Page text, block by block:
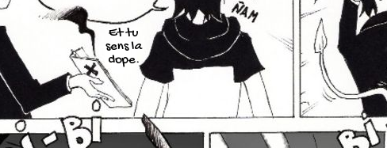
Et tu
sens la
clope.